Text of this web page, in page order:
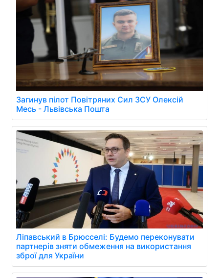
Загинув пілот Повітряних Сил ЗСУ Олексій
Месь - Львівська Пошта
Ліпавський в Брюсселі: Будемо переконувати
партнерів зняти обмеження на використання
зброї для України